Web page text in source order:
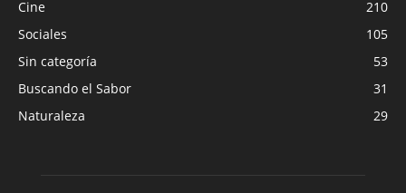
Cine
210
Sociales
105
Sin categoría
53
Buscando el Sabor
31
Naturaleza
29